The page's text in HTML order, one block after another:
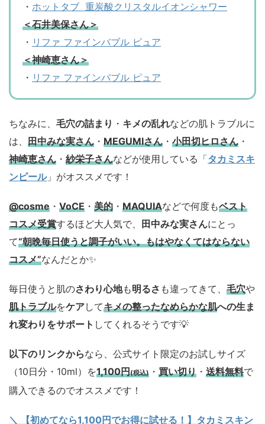
・ ホットタブ 重炭酸クリスタルイオンシャワー
＜石井美保さん＞
・ リファ ファインバブル ピュア
＜神崎恵さん＞
・ リファ ファインバブル ピュア
ちなみに、 毛穴の詰まり ・ キメの乱れなどの肌トラブルに
は、 田中みな実さん ・ MEGUMIさん ・ 小田切ヒロさん ・
神崎恵さん ・ 紗栄子さんなどが使用している「タカミスキ
ンピール」がオススメです！
@cosme ・ VoCE ・ 美的 ・ MAQUIAなどで何度もベスト
コスメ受賞するほど大人気で、 田中みな実さんにとっ
て“朝晩毎日使うと調子がいい。もはやなくてはならない
コスメ”なんだとか✨
毎日使うと肌のさわり心地も明るさ も違ってきて、 毛穴や
肌トラブルをケアしてキメの整ったなめらかな肌への生ま
れ変わりをサポート してくれるそうです💡
以下のリンクからなら、公式サイト限定のお試しサイズ
（10日分・10ml）を1,100円(税込) ・ 買い切り ・ 送料無料で
購入できるのでオススメです！
＼ 【初めてなら1,100円でお得に試せる！】タカミスキン